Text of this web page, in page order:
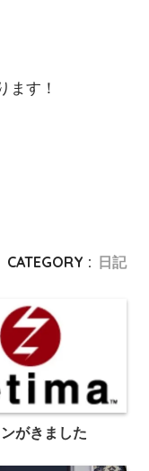
ます！
CATEGORY : 日記
がきました